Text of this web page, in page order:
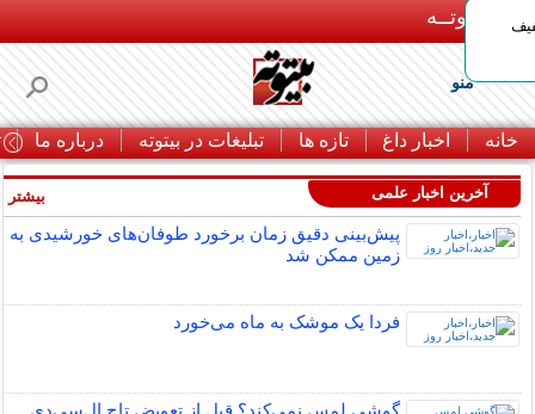
بـیتوتــه
منو
خانه اخبار داغ تازه ها تبلیغات در بیتوته درباره ما
50% تخفیف
آخرین اخبار علمی
پیش‌بینی دقیق زمان برخورد طوفان‌های خورشیدی به
زمین ممکن شد
فردا یک موشک به ماه می‌خورد
بیشتر